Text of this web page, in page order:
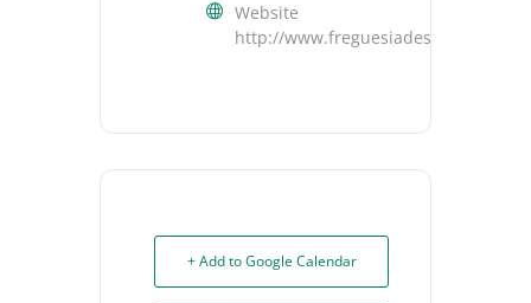
Website
http://
+ Add to Google Calendar